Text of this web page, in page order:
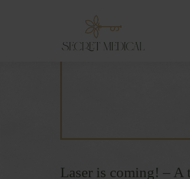
Laser is coming! – A